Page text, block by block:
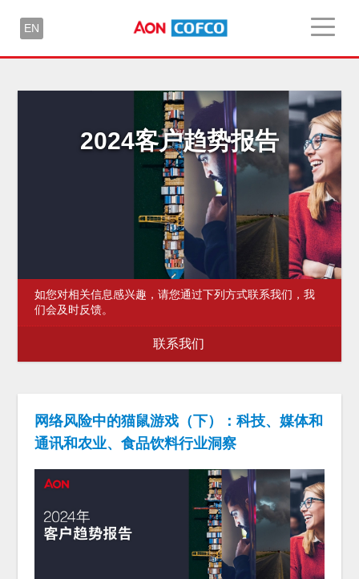
EN
2024客户趋势报告
如您对相关信息感兴趣，请您通过下列方式联系我们，我
们会及时反馈。
联系我们
网络风险中的猫鼠游戏（下）：科技、媒体和
通讯和农业、食品饮料行业洞察